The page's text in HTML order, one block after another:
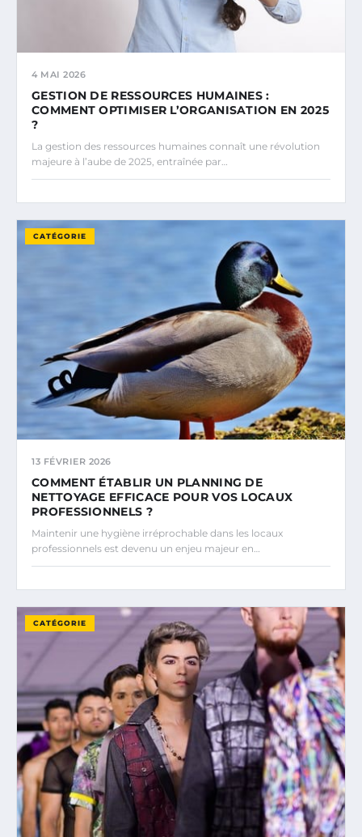
4 MAI 2026
GESTION DE RESSOURCES HUMAINES :
COMMENT OPTIMISER L’ORGANISATION EN 2025
?
La gestion des ressources humaines connaît une révolution
majeure à l’aube de 2025, entraînée par…
CATÉGORIE
13 FÉVRIER 2026
COMMENT ÉTABLIR UN PLANNING DE
NETTOYAGE EFFICACE POUR VOS LOCAUX
PROFESSIONNELS ?
Maintenir une hygiène irréprochable dans les locaux
professionnels est devenu un enjeu majeur en…
CATÉGORIE